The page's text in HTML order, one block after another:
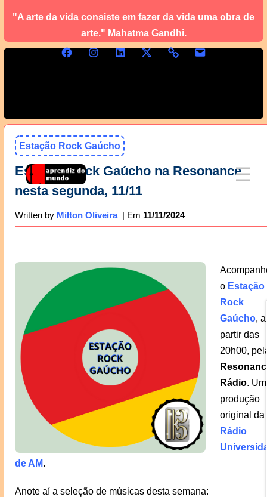
"A arte da vida consiste em fazer da vida uma obra de
arte." Mahatma Gandhi.
Estação Rock Gaúcho
Estação Rock Gaúcho na Resonance
nesta segunda, 11/11
Written by Milton Oliveira 11/11/2024
o Estação
Rock
Gaúcho, a
partir das
20h00,
Rádio.
produção
original da
Rádio
de AM.
Anote aí a seleção de músicas desta semana: